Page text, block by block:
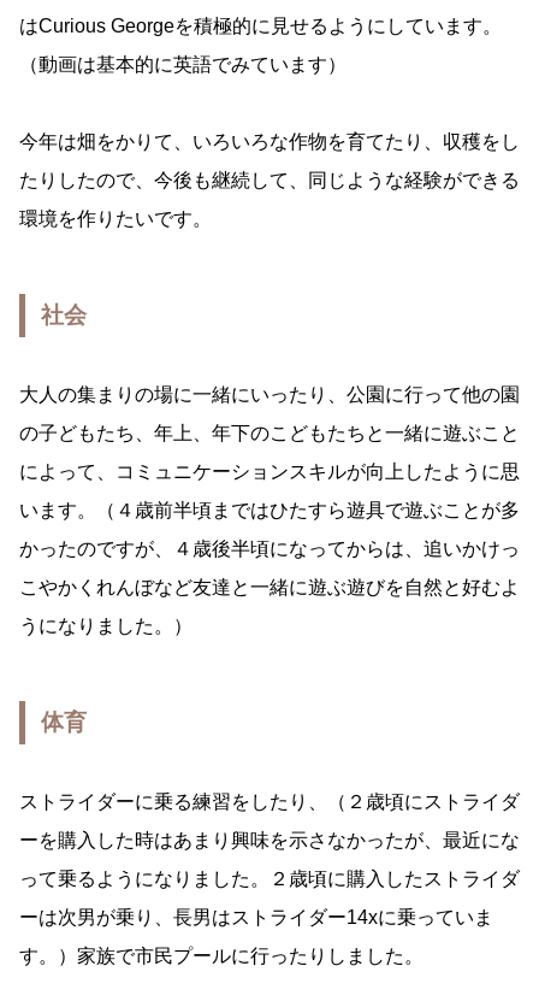
はCurious Georgeを積極的に見せるようにしています。
（動画は基本的に英語でみています）
今年は畑をかりて、いろいろな作物を育てたり、収穫をし
たりしたので、今後も継続して、同じような経験ができる
環境を作りたいです。
社会
大人の集まりの場に一緒にいったり、公園に行って他の園
の子どもたち、年上、年下のこどもたちと一緒に遊ぶこと
によって、コミュニケーションスキルが向上したように思
います。（４歳前半頃まではひたすら遊具で遊ぶことが多
かったのですが、４歳後半頃になってからは、追いかけっ
こやかくれんぼなど友達と一緒に遊ぶ遊びを自然と好むよ
うになりました。）
体育
ストライダーに乗る練習をしたり、（２歳頃にストライダ
ーを購入した時はあまり興味を示さなかったが、最近にな
って乗るようになりました。２歳頃に購入したストライダ
ーは次男が乗り、長男はストライダー14xに乗っていま
す。）家族で市民プールに行ったりしました。